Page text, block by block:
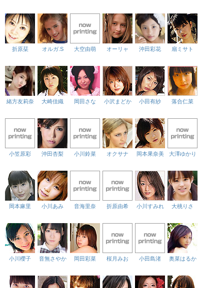
折原栞 オルガ.S 大空由萌 オーリャ 沖田彩花 扇ミサト
緒方友莉奈 大崎佳織 岡田さな 小沢まどか 小田有紗 落合仁菜
小笠原彩 沖田杏梨 小川鈴菜 オクサナ 岡本果奈美 大澤ゆかり
岡本麻里 小川あみ 音海里奈 折原由希 小川すみれ 大桃りさ
小川櫻子 音無さやか 岡田彩菜 桜月みお 小田島渚 奥菜はるか